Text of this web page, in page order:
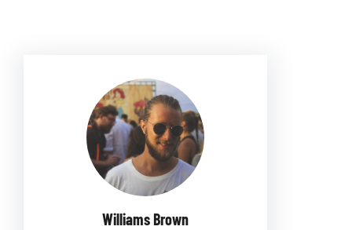
Williams Brown